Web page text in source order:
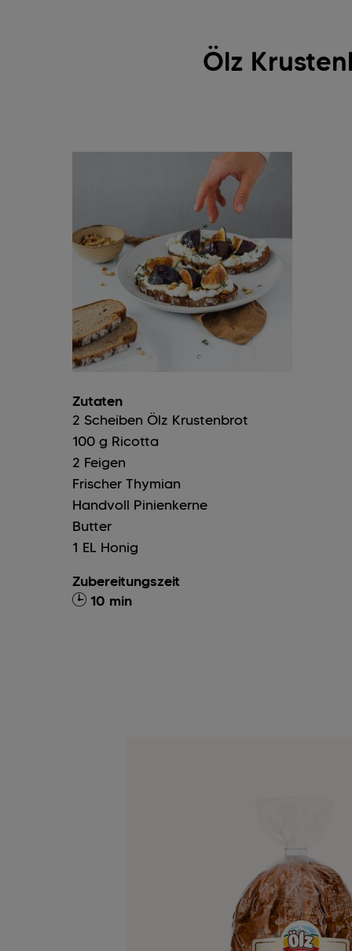
Ölz
Zutaten
2 Scheiben Ölz Krustenbrot
100 g Ricotta
2 Feigen
Frischer Thymian
Handvoll Pinienkerne
Butter
1 EL Honig
Zubereitungszeit
10 min